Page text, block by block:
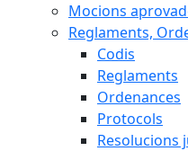
Mocions
Reglaments,
Codis
Reglaments
Ordenances
Protocols
Resolucions